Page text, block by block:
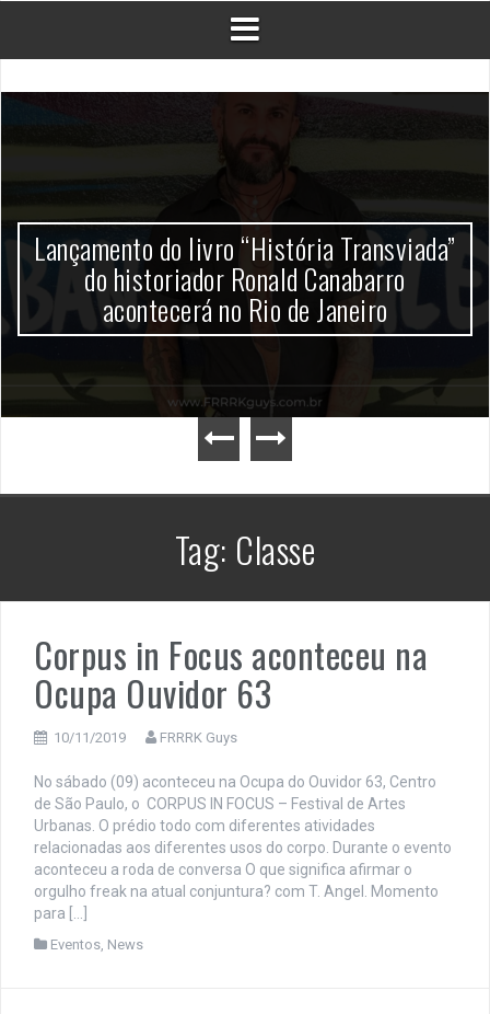
Lançamento do livro “História Transviada”
do historiador Ronald Canabarro
acontecerá no Rio de Janeiro
Tag: Classe
Corpus in Focus aconteceu na
Ocupa Ouvidor 63
10/11/2019 FRRRK Guys
No sábado (09) aconteceu na Ocupa do Ouvidor 63, Centro
de São Paulo, o CORPUS IN FOCUS – Festival de Artes
Urbanas. O prédio todo com diferentes atividades
relacionadas aos diferentes usos do corpo. Durante o evento
aconteceu a roda de conversa O que significa afirmar o
orgulho freak na atual conjuntura? com T. Angel. Momento
para […]
Eventos, News